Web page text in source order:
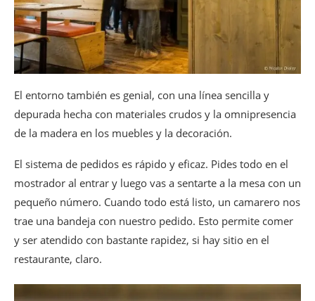
El entorno también es genial, con una línea sencilla y
depurada hecha con materiales crudos y la omnipresencia
de la madera en los muebles y la decoración.
El sistema de pedidos es rápido y eficaz. Pides todo en el
mostrador al entrar y luego vas a sentarte a la mesa con un
pequeño número. Cuando todo está listo, un camarero nos
trae una bandeja con nuestro pedido. Esto permite comer
y ser atendido con bastante rapidez, si hay sitio en el
restaurante, claro.